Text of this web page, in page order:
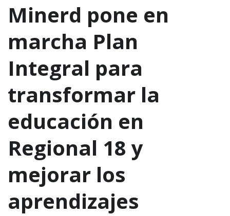
Minerd pone en
marcha Plan
Integral para
transformar la
educación en
Regional 18 y
mejorar los
aprendizajes